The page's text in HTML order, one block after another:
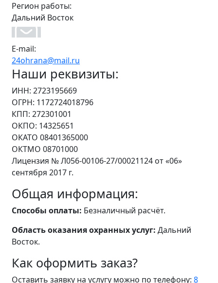
Регион работы:
Дальний Восток
E-mail:
24ohrana@mail.ru
Наши реквизиты:
ИНН: 2723195669
ОГРН: 1172724018796
КПП: 272301001
ОКПО: 14325651
ОКАТО 08401365000
ОКТМО 08701000
Лицензия № Л056-00106-27/00021124 от «06»
сентября 2017 г.
Общая информация:
Способы оплаты: Безналичный расчёт.
Область оказания охранных услуг: Дальний
Восток.
Как оформить заказ?
Оставить заявку на услугу можно по телефону: 8